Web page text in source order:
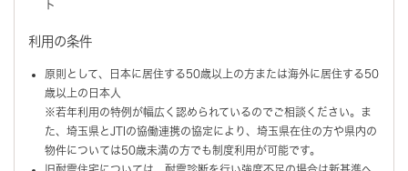
ト
利用の条件
原則として、日本に居住する50歳以上の方または海外に居住する50
歳以上の日本人
※若年利用の特例が幅広く認められているのでご相談ください。ま
た、埼玉県とJTIの協働連携の協定により、埼玉県在住の方や県内の
物件については50歳未満の方でも制度利用が可能です。